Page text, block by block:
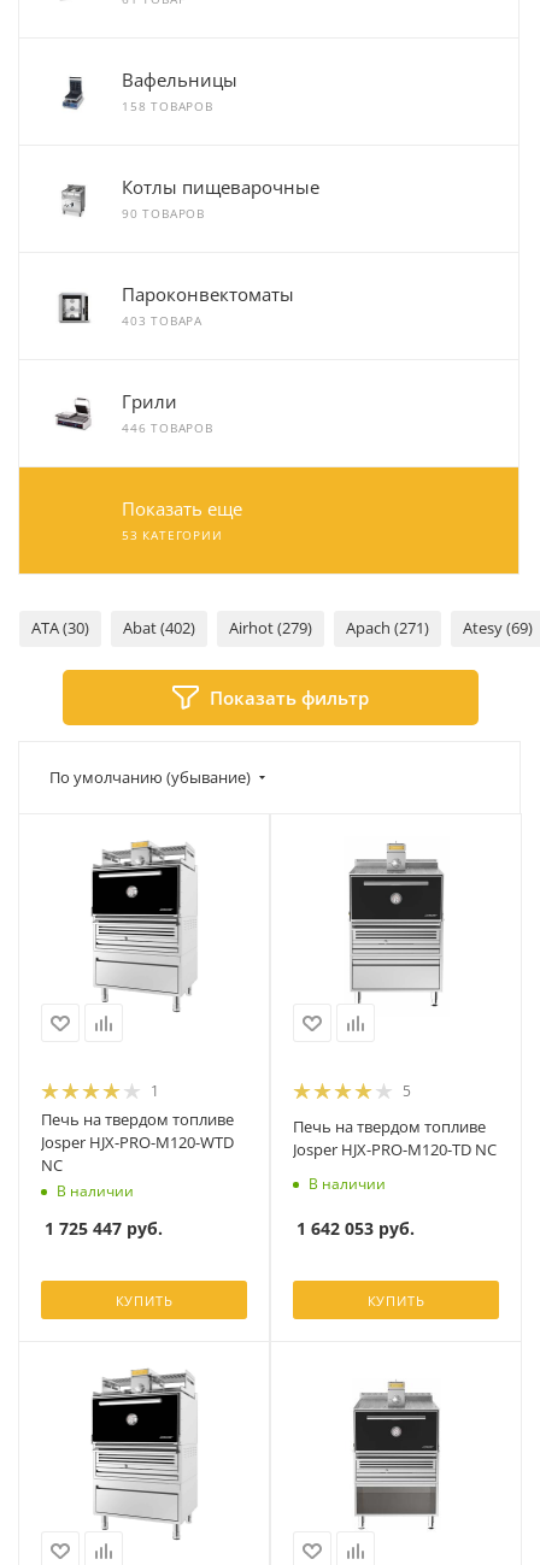
Вафельницы
158 ТОВАРОВ
Котлы пищеварочные
90 ТОВАРОВ
Пароконвектоматы
403 ТОВАРА
Грили
446 ТОВАРОВ
Показать еще
53 КАТЕГОРИИ
ATA (30) Abat (402) Airhot (279) Apach (271) Atesy (69)
Показать фильтр
По умолчанию (убывание)
1
Печь на твердом топливе
Josper HJX-PRO-M120-WTD
NC
В наличии
1 725 447 руб.
КУПИТЬ
5
Печь на твердом топливе
Josper HJX-PRO-M120-TD NC
В наличии
1 642 053 руб.
КУПИТЬ